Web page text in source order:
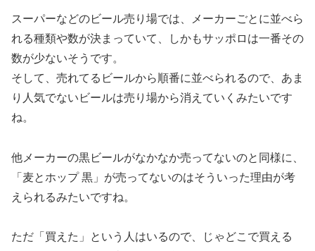
スーパーなどのビール売り場では、メーカーごとに並べら
れる種類や数が決まっていて、しかもサッポロは一番その
数が少ないそうです。
そして、売れてるビールから順番に並べられるので、あま
り人気でないビールは売り場から消えていくみたいです
ね。
他メーカーの黒ビールがなかなか売ってないのと同様に、
「麦とホップ 黒」が売ってないのはそういった理由が考
えられるみたいですね。
ただ「買えた」という人はいるので、じゃどこで買える